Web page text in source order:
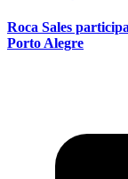
Roca Sales
Porto Alegre